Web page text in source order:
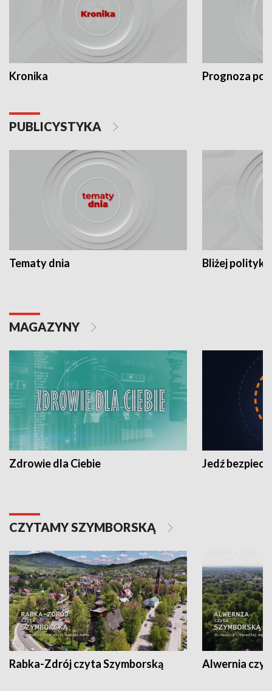
Kronika Prognoza
PUBLICYSTYKA
Tematy dnia Bliżej polityki
MAGAZYNY
Zdrowie dla Ciebie Jedź
CZYTAMY SZYMBORSKĄ
Rabka-Zdrój czyta Szymborską Alwernia